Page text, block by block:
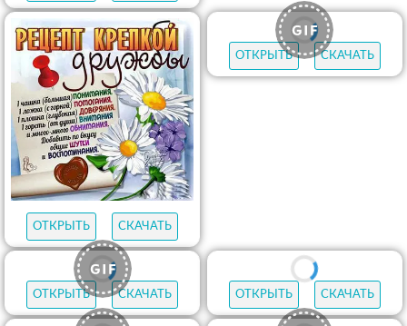
ОТКРЫТЬ СКАЧАТЬ